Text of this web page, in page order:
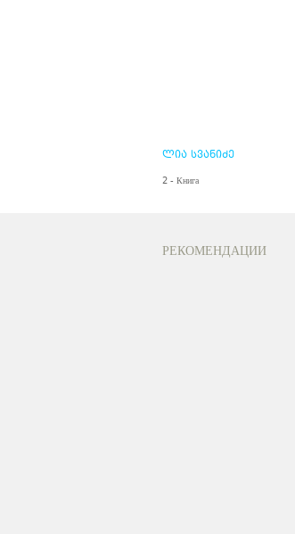
ლია სვანიძე
2 - Книга
РЕКОМЕНДАЦИИ